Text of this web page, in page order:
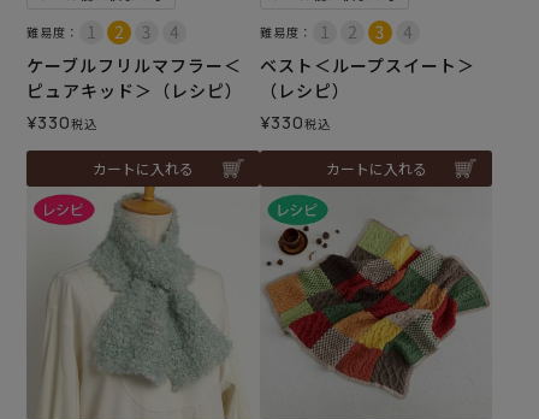
難易度：
ケーブルフリルマフラー＜
ピュアキッド＞（レシピ）
¥330税込
カートに入れる
難易度：
ベスト＜ループスイート＞
（レシピ）
¥330税込
カートに入れる